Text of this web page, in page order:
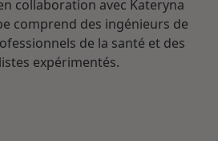
collaboration avec Kateryna
comprend des ingénieurs de
de la santé et des
expérimentés.